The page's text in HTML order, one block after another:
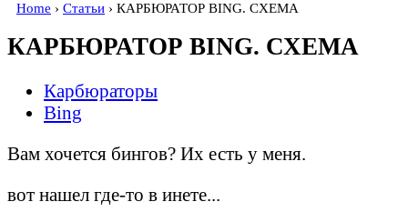
Home › Статьи › КАРБЮРАТОР BING. СХЕМА
КАРБЮРАТОР BING. СХЕМА
Карбюраторы
Bing
Вам хочется бингов? Их есть у меня.
вот нашел где-то в инете...